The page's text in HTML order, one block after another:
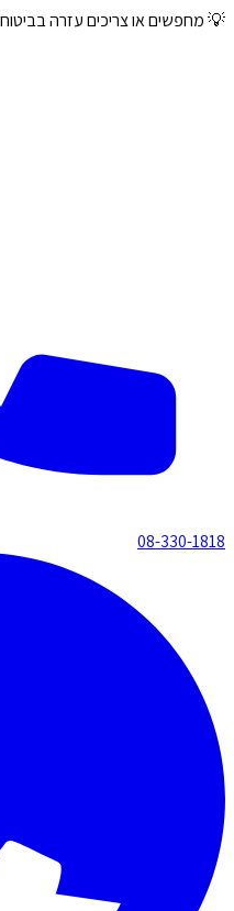
💡 מחפשים או צריכים עזרה בביטוח?
08-330-1818